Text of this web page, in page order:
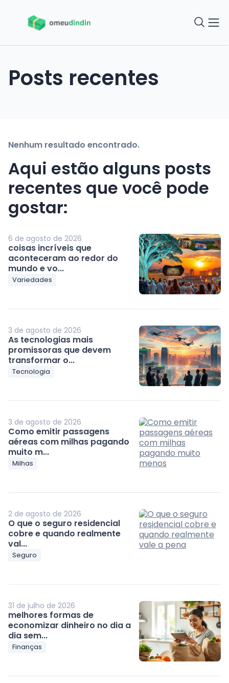
Posts recentes
Nenhum resultado encontrado.
Aqui estão alguns posts
recentes que você pode
gostar:
6 de agosto de 2026
coisas incríveis que
aconteceram ao redor do
mundo e vo...
Variedades
3 de agosto de 2026
As tecnologias mais
promissoras que devem
transformar o...
Tecnologia
3 de agosto de 2026
Como emitir passagens
aéreas com milhas pagando
muito m...
Milhas
2 de agosto de 2026
O que o seguro residencial
cobre e quando realmente
val...
Seguro
31 de julho de 2026
melhores formas de
economizar dinheiro no dia a
dia sem...
Finanças